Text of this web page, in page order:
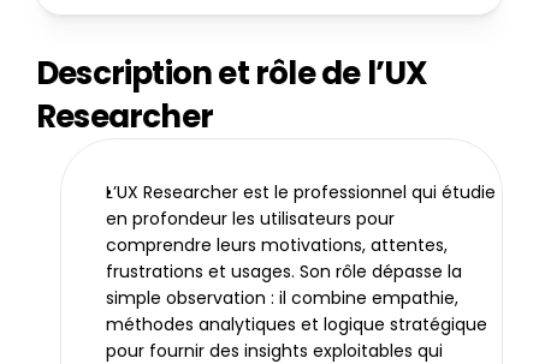
Description et rôle de l’UX
Researcher
L’UX Researcher est le professionnel qui étudie
en profondeur les utilisateurs pour
comprendre leurs motivations, attentes,
frustrations et usages. Son rôle dépasse la
simple observation : il combine empathie,
méthodes analytiques et logique stratégique
pour fournir des insights exploitables qui